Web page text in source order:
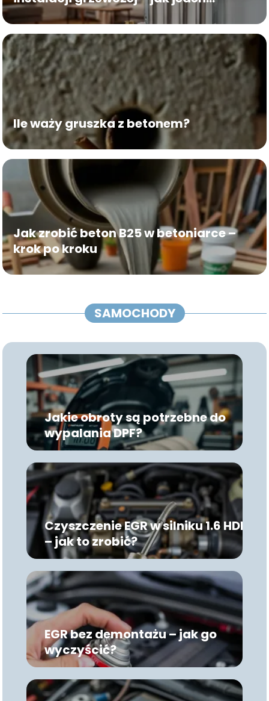
rozdzielacz wyeliminuje zimne strefy
w systemie ogrzewania
podłogowego?
Ile waży gruszka z betonem?
Jak zrobić beton B25 w betoniarce –
krok po kroku
SAMOCHODY
Jakie obroty są potrzebne do
wypalania DPF?
Czyszczenie EGR w silniku 1.6 HDI
– jak to zrobić?
EGR bez demontażu – jak go
wyczyścić?